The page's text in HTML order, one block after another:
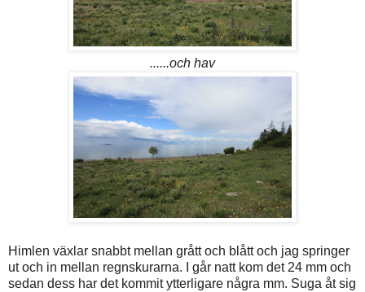
......och hav
Himlen växlar snabbt mellan grått och blått och jag springer
ut och in mellan regnskurarna. I går natt kom det 24 mm och
sedan dess har det kommit ytterligare några mm. Suga åt sig